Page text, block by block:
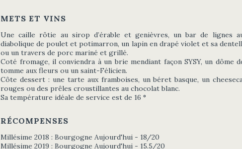
METS ET VINS
Une caille rôtie au sirop d’érable et genièvres, un bar de lignes
diabolique de poulet et potimarron, un lapin en drapé violet et sa
ou un travers de porc mariné et grillé.
Coté fromage, il conviendra à un brie mendiant façon SYSY, un dôme
tomme aux fleurs ou un saint-Félicien.
Côte dessert : une tarte aux framboises, un béret basque, un
rouges ou des prêles croustillantes au chocolat blanc.
Sa température idéale de service est de 16 °
RÉCOMPENSES
Millésime 2018 : Bourgogne Aujourd'hui - 18/20
Millésime 2019 : Bourgogne Aujourd'hui - 15.5/20